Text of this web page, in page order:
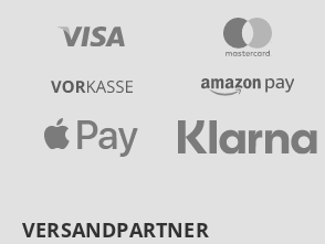
VERSANDPARTNER